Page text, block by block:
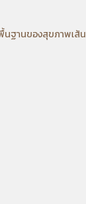
นฐานของสุขภาพเ